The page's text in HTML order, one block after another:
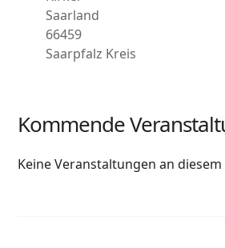
Saarland
66459
Saarpfalz Kreis
Kommende
Keine Veranstaltungen an